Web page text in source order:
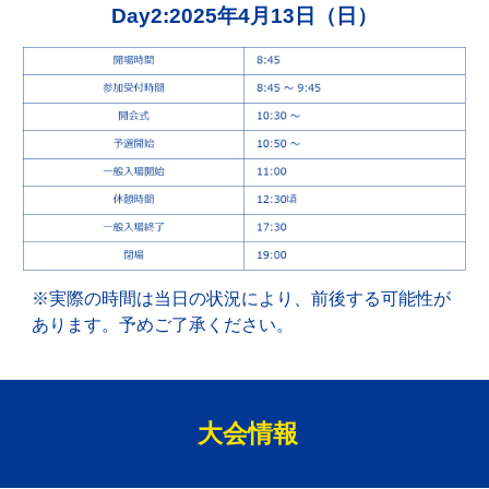
Day2:2025年4月 13 日（日）
※実際の時間は当日の状況により、前後する可能性が
あります。予めご了承ください。
大会情報